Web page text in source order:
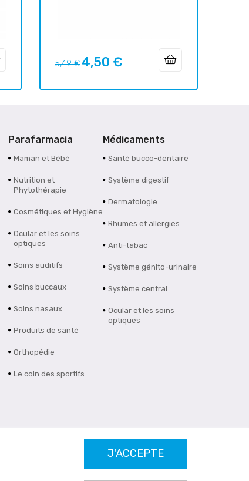
J'ACCEPTE
Prix
5,49 € Prix
4,50 €
Parafarmacia
Maman et Bébé
Nutrition et
Phytothérapie
Cosmétiques et Hygiène
Ocular et les soins
optiques
Soins auditifs
Soins buccaux
Soins nasaux
Produits de santé
Orthopédie
Le coin des sportifs
Médicaments
Santé bucco-dentaire
Système digestif
Dermatologie
Rhumes et allergies
Anti-tabac
Système génito-urinaire
Système central
Ocular et les soins
optiques